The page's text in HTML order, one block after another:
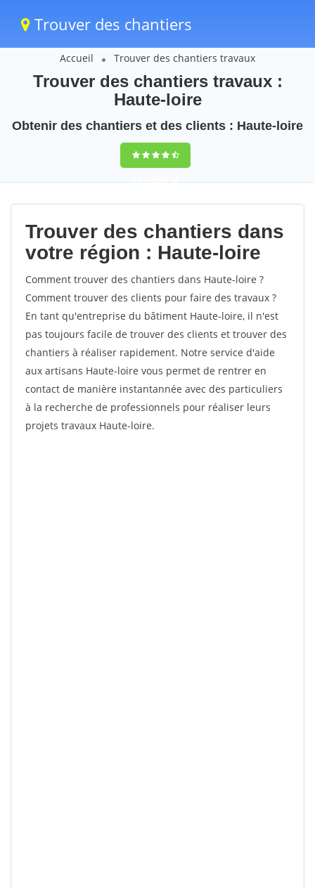
Trouver des chantiers
Accueil Trouver des chantiers travaux
Trouver des chantiers travaux :
Haute-loire
Obtenir des chantiers et des clients : Haute-loire
9,5(100%)58
votes
Trouver des chantiers dans
votre région : Haute-loire
Comment trouver des chantiers dans Haute-loire ?
Comment trouver des clients pour faire des travaux ?
En tant qu'entreprise du bâtiment Haute-loire, il n'est
pas toujours facile de trouver des clients et trouver des
chantiers à réaliser rapidement. Notre service d'aide
aux artisans Haute-loire vous permet de rentrer en
contact de manière instantannée avec des particuliers
à la recherche de professionnels pour réaliser leurs
projets travaux Haute-loire.